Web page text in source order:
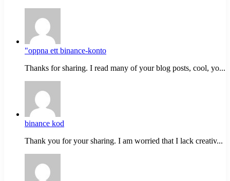
"oppna ett binance-konto
Thanks for sharing. I read many of your blog posts, cool, yo...
binance kod
Thank you for your sharing. I am worried that I lack creativ...